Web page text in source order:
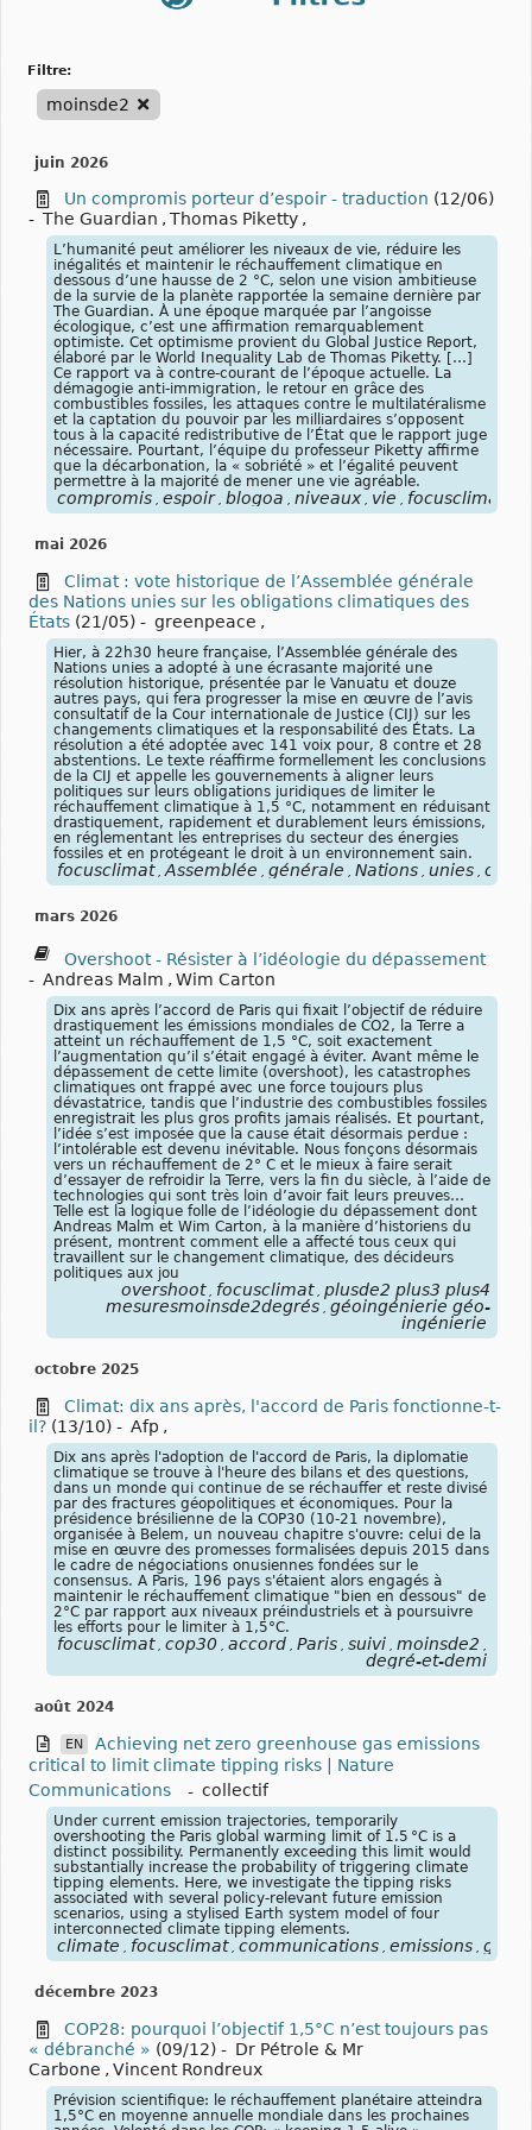
filtre:
moinsde2
juin 2026
Un compromis porteur d’espoir - traduction (12/06)
- The Guardian , Thomas Piketty ,
L’humanité peut améliorer les niveaux de vie, réduire les
inégalités et maintenir le réchauffement climatique en
dessous d’une hausse de 2 °C, selon une vision ambitieuse
de la survie de la planète rapportée la semaine dernière par
The Guardian. À une époque marquée par l’angoisse
écologique, c’est une affirmation remarquablement
optimiste. Cet optimisme provient du Global Justice Report,
élaboré par le World Inequality Lab de Thomas Piketty. […]
Ce rapport va à contre-courant de l’époque actuelle. La
démagogie anti-immigration, le retour en grâce des
combustibles fossiles, les attaques contre le multilatéralisme
et la captation du pouvoir par les milliardaires s’opposent
tous à la capacité redistributive de l’État que le rapport juge
nécessaire. Pourtant, l’équipe du professeur Piketty affirme
que la décarbonation, la « sobriété » et l’égalité peuvent
permettre à la majorité de mener une vie agréable.
compromis , espoir , blogoa , niveaux , vie , focusclimat
mai 2026
Climat : vote historique de l’Assemblée générale
des Nations unies sur les obligations climatiques des
États (21/05) - greenpeace ,
Hier, à 22h30 heure française, l’Assemblée générale des
Nations unies a adopté à une écrasante majorité une
résolution historique, présentée par le Vanuatu et douze
autres pays, qui fera progresser la mise en œuvre de l’avis
consultatif de la Cour internationale de Justice (CIJ) sur les
changements climatiques et la responsabilité des États. La
résolution a été adoptée avec 141 voix pour, 8 contre et 28
abstentions. Le texte réaffirme formellement les conclusions
de la CIJ et appelle les gouvernements à aligner leurs
politiques sur leurs obligations juridiques de limiter le
réchauffement climatique à 1,5 °C, notamment en réduisant
drastiquement, rapidement et durablement leurs émissions,
en réglementant les entreprises du secteur des énergies
fossiles et en protégeant le droit à un environnement sain.
focusclimat , Assemblée , générale , Nations , unies ,
mars 2026
Overshoot - Résister à l’idéologie du dépassement
- Andreas Malm , Wim Carton
Dix ans après l’accord de Paris qui fixait l’objectif de réduire
drastiquement les émissions mondiales de CO2, la Terre a
atteint un réchauffement de 1,5 °C, soit exactement
l’augmentation qu’il s’était engagé à éviter. Avant même le
dépassement de cette limite (overshoot), les catastrophes
climatiques ont frappé avec une force toujours plus
dévastatrice, tandis que l’industrie des combustibles fossiles
enregistrait les plus gros profits jamais réalisés. Et pourtant,
l’idée s’est imposée que la cause était désormais perdue :
l’intolérable est devenu inévitable. Nous fonçons désormais
vers un réchauffement de 2° C et le mieux à faire serait
d’essayer de refroidir la Terre, vers la fin du siècle, à l’aide de
technologies qui sont très loin d’avoir fait leurs preuves…
Telle est la logique folle de l’idéologie du dépassement dont
Andreas Malm et Wim Carton, à la manière d’historiens du
présent, montrent comment elle a affecté tous ceux qui
travaillent sur le changement climatique, des décideurs
politiques aux jou
overshoot focusclimat plusde2 plus3 plus4
mesuresmoinsde2degrés géoingénierie géo-
ingénierie
octobre 2025
Climat: dix ans après, l'accord de Paris fonctionne-t-
il? (13/10) - Afp ,
Dix ans après l'adoption de l'accord de Paris, la diplomatie
climatique se trouve à l'heure des bilans et des questions,
dans un monde qui continue de se réchauffer et reste divisé
par des fractures géopolitiques et économiques. Pour la
présidence brésilienne de la COP30 (10-21 novembre),
organisée à Belem, un nouveau chapitre s'ouvre: celui de la
mise en œuvre des promesses formalisées depuis 2015 dans
le cadre de négociations onusiennes fondées sur le
consensus. A Paris, 196 pays s'étaient alors engagés à
maintenir le réchauffement climatique "bien en dessous" de
2°C par rapport aux niveaux préindustriels et à poursuivre
les efforts pour le limiter à 1,5°C.
focusclimat cop30 accord Paris suivi moinsde2
degré-et-demi
août 2024
EN
Achieving net zero greenhouse gas emissions
critical to limit climate tipping risks | Nature
Communications
- collectif
Under current emission trajectories, temporarily
overshooting the Paris global warming limit of 1.5 °C is a
distinct possibility. Permanently exceeding this limit would
substantially increase the probability of triggering climate
tipping elements. Here, we investigate the tipping risks
associated with several policy-relevant future emission
scenarios, using a stylised Earth system model of four
interconnected climate tipping elements.
climate , focusclimat , communications , emissions ,
décembre 2023
COP28: pourquoi l’objectif 1,5°C n’est toujours pas
« débranché » (09/12) - Dr Pétrole & Mr
Carbone , Vincent Rondreux
Prévision scientifique: le réchauffement planétaire atteindra
1,5°C en moyenne annuelle mondiale dans les prochaines